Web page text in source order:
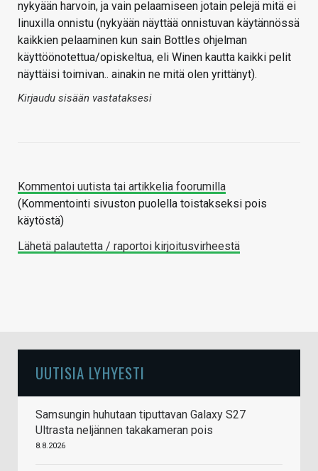
nykyään harvoin, ja vain pelaamiseen jotain pelejä mitä ei
linuxilla onnistu (nykyään näyttää onnistuvan käytännössä
kaikkien pelaaminen kun sain Bottles ohjelman
käyttöönotettua/opiskeltua, eli Winen kautta kaikki pelit
näyttäisi toimivan.. ainakin ne mitä olen yrittänyt).
Kirjaudu sisään vastataksesi
Kommentoi uutista tai artikkelia foorumilla
(Kommentointi sivuston puolella toistakseksi pois
käytöstä)
Lähetä palautetta / raportoi kirjoitusvirheestä
UUTISIA LYHYESTI
Samsungin huhutaan tiputtavan Galaxy S27
Ultrasta neljännen takakameran pois
8.8.2026